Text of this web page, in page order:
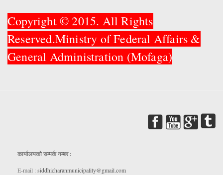
Copyright © 2015. All Rights
Reserved.Ministry of Federal Affairs &
General Administration (Mofaga)
कार्यालयकाे सम्पर्क नम्बर :
E-mail : siddhicharanmunicipality@gmail.com